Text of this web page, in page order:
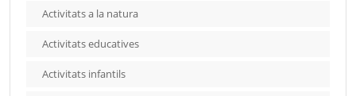
Activitats a la natura
Activitats educatives
Activitats infantils